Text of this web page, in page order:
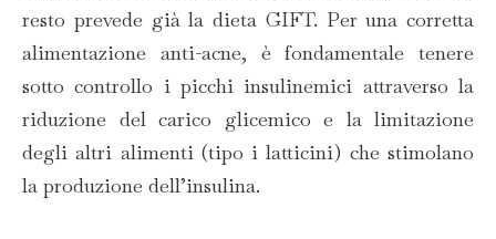
resto prevede già la dieta GIFT. Per una corretta
alimentazione anti-acne, è fondamentale tenere
sotto controllo i picchi insulinemici attraverso la
riduzione del carico glicemico e la limitazione
degli altri alimenti (tipo i latticini) che stimolano
la produzione dell’insulina.